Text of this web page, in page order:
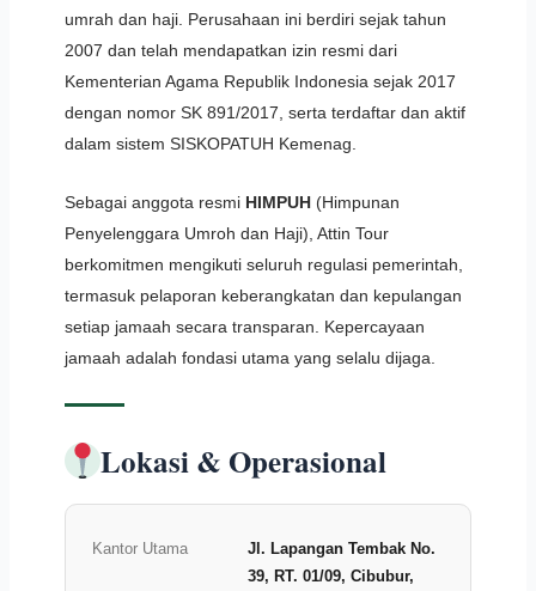
umrah dan haji. Perusahaan ini berdiri sejak tahun
2007 dan telah mendapatkan izin resmi dari
Kementerian Agama Republik Indonesia sejak 2017
dengan nomor SK 891/2017, serta terdaftar dan aktif
dalam sistem SISKOPATUH Kemenag.
Sebagai anggota resmi HIMPUH (Himpunan
Penyelenggara Umroh dan Haji), Attin Tour
berkomitmen mengikuti seluruh regulasi pemerintah,
termasuk pelaporan keberangkatan dan kepulangan
setiap jamaah secara transparan. Kepercayaan
jamaah adalah fondasi utama yang selalu dijaga.
Lokasi & Operasional
Kantor Utama
Jl. Lapangan Tembak No.
39, RT. 01/09, Cibubur,